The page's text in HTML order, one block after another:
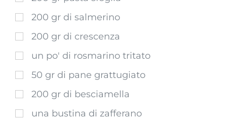
200 gr di salmerino
200 gr di crescenza
un po' di rosmarino tritato
50 gr di pane grattugiato
200 gr di besciamella
una bustina di zafferano